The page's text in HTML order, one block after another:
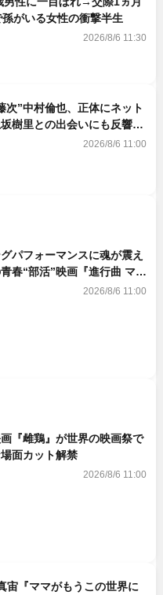
がいる女性の衝撃半生
2026/8/6 11:30
次”中村倫也、正体にネット
樹里との出会いにも反響
そう」「仲良くしなよ！」
2026/8/6 11:00
パフォーマンスに魂が震え
春“部活”映画『進行曲 マー
予告解禁
2026/8/6 11:00
『雌鶏』が世界の映画祭で
面カット解禁
2026/8/6 11:00
宙『ママがもうこの世界に